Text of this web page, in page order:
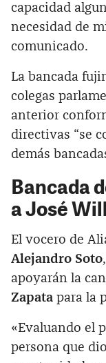
capacidad
necesidad de
comunicado.
La bancada
colegas
anterior
directivas “se
demás
Bancada
a José
El vocero de
Alejandro Soto
apoyarán la
Zapata para la
«Evaluando el
persona que